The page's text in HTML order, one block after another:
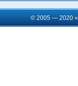
© 2005 — 2020 «